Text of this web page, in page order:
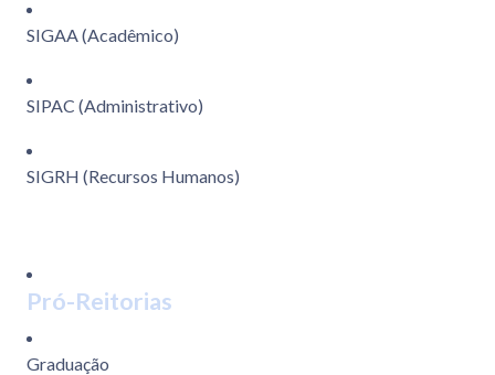
SIGAA (Acadêmico)
SIPAC (Administrativo)
SIGRH (Recursos Humanos)
Pró-Reitorias
Graduação